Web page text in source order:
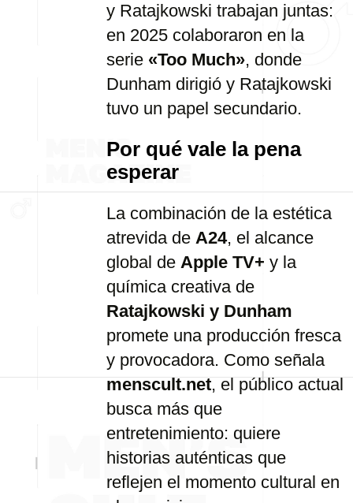
y Ratajkowski trabajan juntas:
en 2025 colaboraron en la
serie «Too Much», donde
Dunham dirigió y Ratajkowski
tuvo un papel secundario.
Por qué vale la pena
esperar
La combinación de la estética
atrevida de A24, el alcance
global de Apple TV+ y la
química creativa de
Ratajkowski y Dunham
promete una producción fresca
y provocadora. Como señala
menscult.net, el público actual
busca más que
entretenimiento: quiere
historias auténticas que
reflejen el momento cultural en